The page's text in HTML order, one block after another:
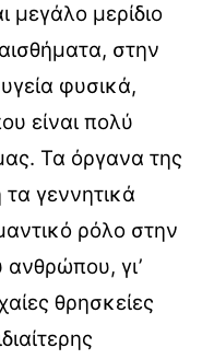
μεγάλο μερίδιο
στην
φυσικά,
είναι πολύ
Τα όργανα της
γεννητικά
ρόλο στην
ανθρώπου, γι’
θρησκείες